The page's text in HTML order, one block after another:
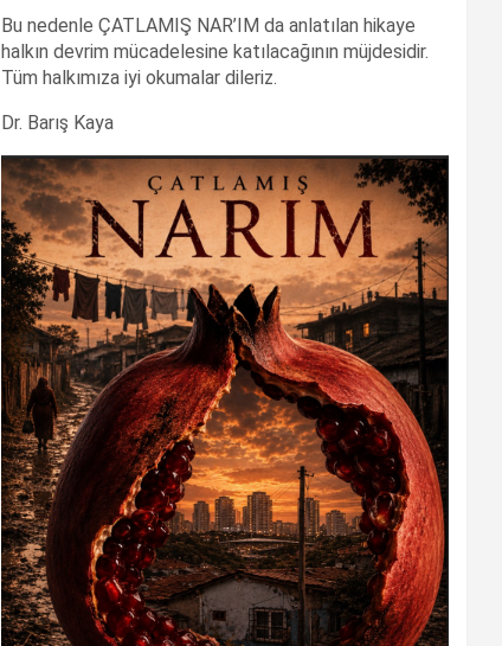
Bu nedenle ÇATLAMIŞ NAR’IM da anlatılan hikaye
halkın devrim mücadelesine katılacağının müjdesidir.
Tüm halkımıza iyi okumalar dileriz.
Dr. Barış Kaya